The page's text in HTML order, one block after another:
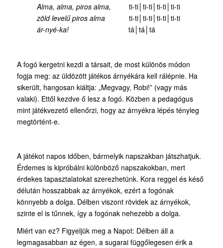
Alma, alma, piros alma, ti-ti│ti-ti│ti-ti│ti-ti
zöld levelű piros almati-ti│ti-ti│ti-ti│ti-ti
ár-nyé-ka!tá│tá│tá
A fogó kergetni kezdi a társait, de most különös módon
fogja meg: az üldözött játékos árnyékára kell rálépnie. Ha
sikerült, hangosan kiáltja: „Megvagy, Robi!” (vagy más
valaki). Ettől kezdve ő lesz a fogó. Közben a pedagógus
mint játékvezető ellenőrzi, hogy az árnyékra lépés tényleg
megtörtént-e.
A játékot napos időben, bármelyik napszakban játszhatjuk.
Érdemes is kipróbálni különböző napszakokban, mert
érdekes tapasztalatokat szerezhetünk. Kora reggel és késő
délután hosszabbak az árnyékok, ezért a fogónak
könnyebb a dolga. Délben viszont rövidek az árnyékok,
szinte el is tűnnek, így a fogónak nehezebb a dolga.
Miért van ez? Figyeljük meg a Napot: Délben áll a
legmagasabban az égen, a sugarai függőlegesen érik a